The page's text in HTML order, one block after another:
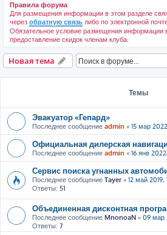
Правила форума
Для размещения информации в этом разделе
через обратную связь либо по электронной
Обязательное условие размещения
предоставление скидок членам клуба.
Новая тема
Темы
Эвакуатор «Гепард»
Последнее сообщение admin « 15 мар
Официальная дилерская
Последнее сообщение admin « 16 янв
Сервис поиска угнанных
Последнее сообщение Tayer« 12 май 2019,
Ответы: 51
Объединенная дисконтная
Последнее сообщение MnonoaN « 09 мар
Ответы: 7